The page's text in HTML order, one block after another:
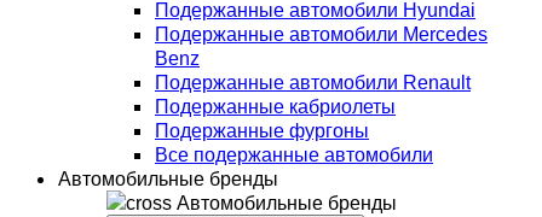
Подержанные автомобили Hyundai
Подержанные автомобили Mercedes
Benz
Подержанные автомобили Renault
Подержанные кабриолеты
Подержанные фургоны
Все подержанные автомобили
Автомобильные бренды
Автомобильные бренды